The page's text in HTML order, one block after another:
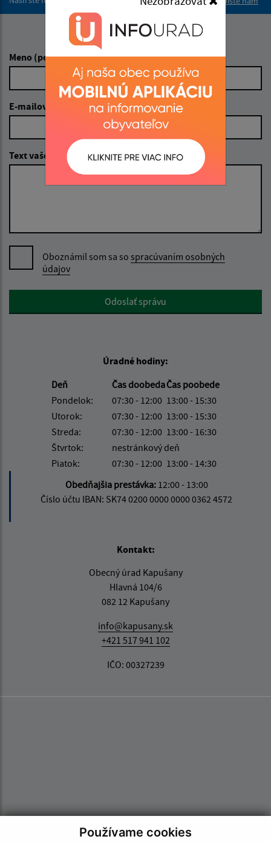
Používame cookies
Napíšte nám:
Meno (povinné)
E-mailová adresa (povinné)
Text vašej správy (povinné)
Oboznámil som sa so spracúvaním osobných
údajov
Google reCaptcha ResponseOdoslať správu
Úradné hodiny:
Deň
Čas doobedaČas poobede
Pondelok:
07:30 - 12:00 13:00 - 15:30
Utorok:
07:30 - 12:00 13:00 - 15:30
Streda:
07:30 - 12:00 13:00 - 16:30
Štvrtok:
nestránkový deň
Piatok:
07:30 - 12:00 13:00 - 14:30
Obedňajšia prestávka: 12:00 - 13:00
Číslo účtu IBAN: SK74 0200 0000 0000 0362 4572
Kontakt:
Obecný úrad Kapušany
Hlavná 104/6
082 12 Kapušany
info@kapusany.sk
+421 517 941 102
IČO: 00327239